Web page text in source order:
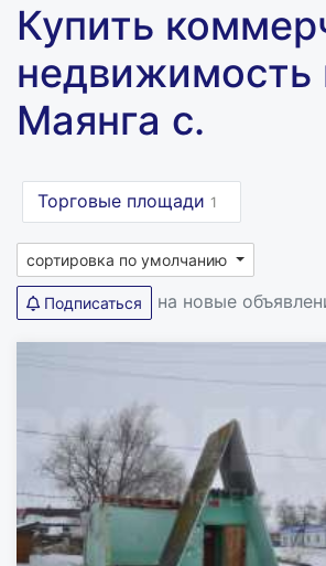
Купить
недвижимость
Маянга с.
Торговые площади 1
сортировка по умолчанию
Подписаться на новые